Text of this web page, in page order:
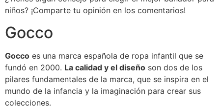
niños? ¡Comparte tu opinión en los comentarios!
Gocco
Gocco es una marca española de ropa infantil que se
fundó en 2000. La calidad y el diseño son dos de los
pilares fundamentales de la marca, que se inspira en el
mundo de la infancia y la imaginación para crear sus
colecciones.